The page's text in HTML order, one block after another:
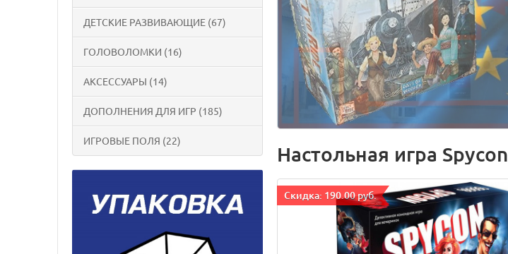
ДЕТСКИЕ РАЗВИВАЮЩИЕ (67)
ГОЛОВОЛОМКИ (16)
АКСЕССУАРЫ (14)
ДОПОЛНЕНИЯ ДЛЯ ИГР (185)
ИГРОВЫЕ ПОЛЯ (22)
Настольная игра Spycon
Cкидка: 190.00 руб.